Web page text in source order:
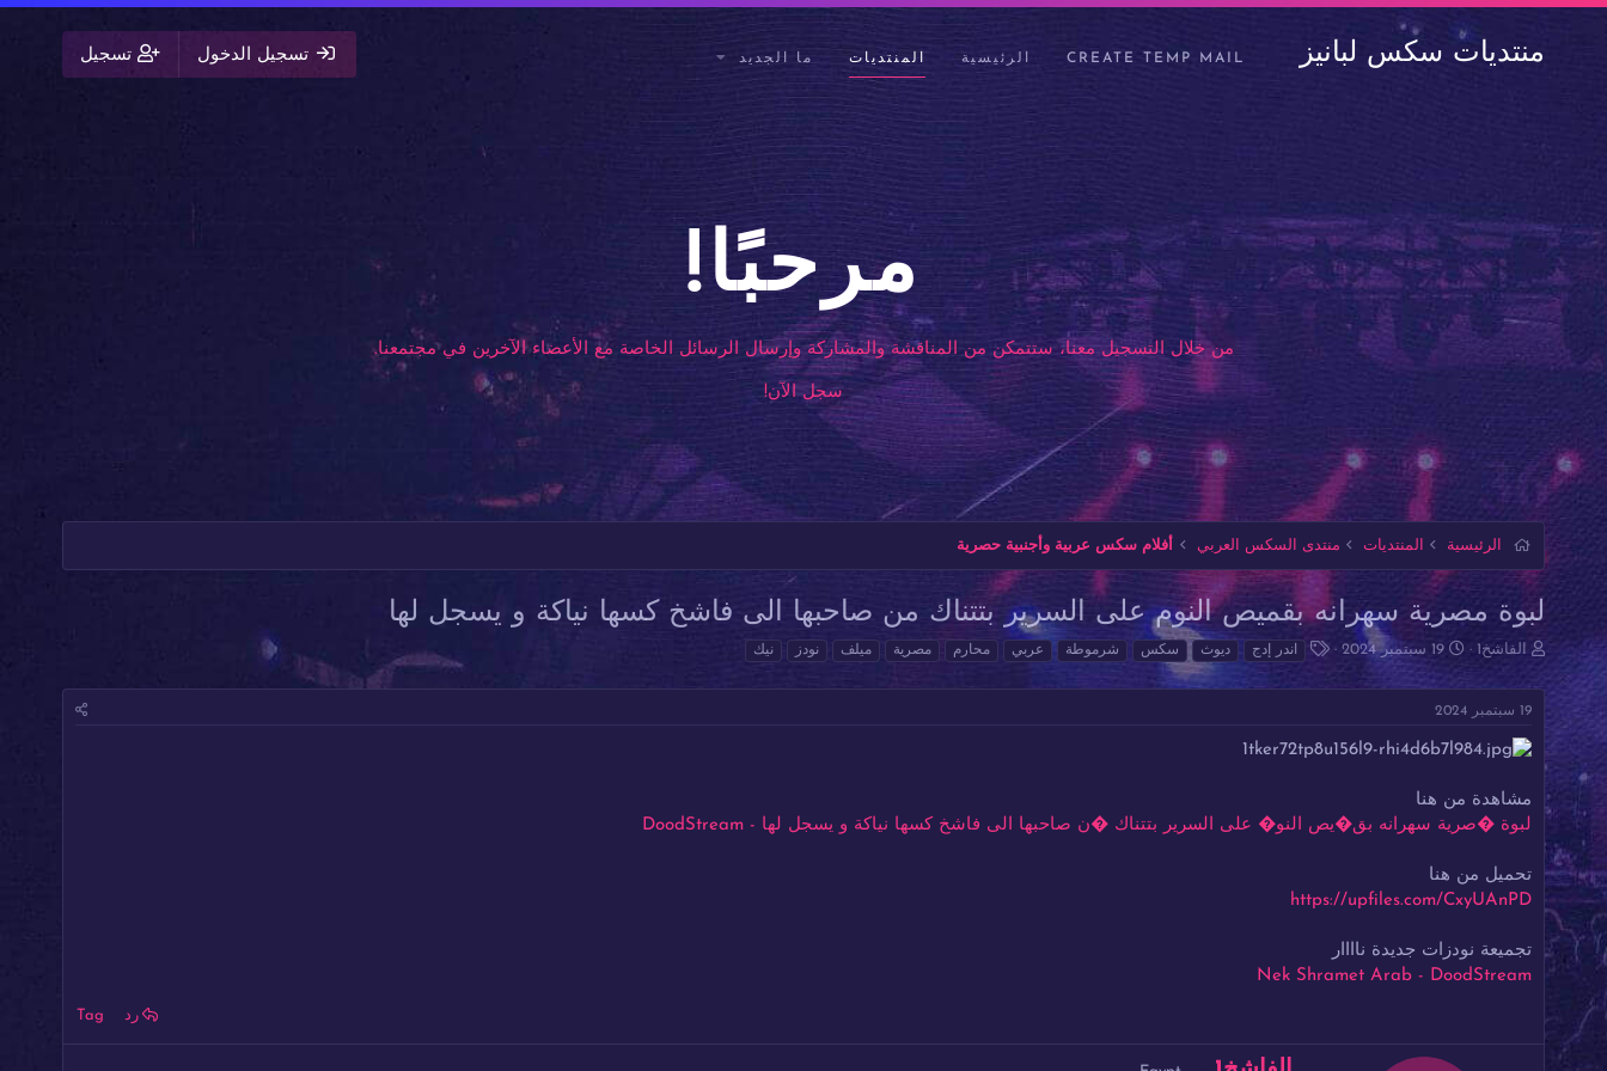
منتديات سكس لبانيز CREATE TEMP MAIL الرئيسية المنتديات ما الجديد تسجيل الدخول تسجيل
مرحبًا!
من خلال التسجيل معنا، ستتمكن من المناقشة والمشاركة وإرسال الرسائل الخاصة مع الأعضاء الآخرين في مجتمعنا.
سجل الآن!
الرئيسية المنتديات منتدى السكس العربي أفلام سكس عربية وأجنبية حصرية
لبوة مصرية سهرانه بقميص النوم على السرير بتتناك من صاحبها الى فاشخ كسها نياكة و يسجل لها
د
ئ
ا
ل
و
ض
الفاشخ1
ت
ر
ي
ا
ب
د
19 سبتمبر 2024
و
م
اندر إدج ديوث سكس شرموطة عربي محارم مصرية ميلف نودز نيك
19 سبتمبر 2024
مشاهدة من هنا
لبوة �صرية سهرانه بق�يص النو� على السرير بتتناك �ن صاحبها الى فاشخ كسها نياكة و يسجل لها - DoodStream
تحميل من هنا
https://upfiles.com/CxyUAnPD
تجميعة نودزات جديدة ناااار
Nek Shramet Arab - DoodStream
رد Tag